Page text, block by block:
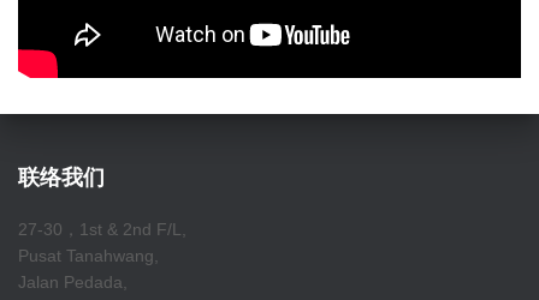
联络我们
27-30，1st & 2nd F/L,
Pusat Tanahwang,
Jalan Pedada,